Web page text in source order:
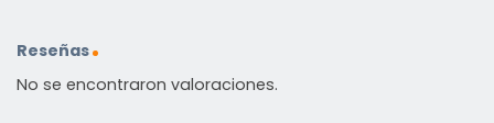
Reseñas
No se encontraron valoraciones.